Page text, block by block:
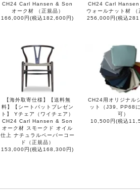
CH24 Carl Hansen & Son
オーク材 （正規品）
166,000円(税込182,600円)
CH24 Carl
ウォールナット材 （
256,000円(税込
【海外取寄仕様】【送料無
料】【シートパットプレゼン
ト】 Yチェア（ワイチェア）
CH24 Carl Hansen & Son
オーク材 スモークド オイル
仕上 ナチュラルペーパーコー
ド（正規品）
153,000円(税込168,300円)
CH24用オリジナル
ット（J39, PP68
可）
10,500円(税込